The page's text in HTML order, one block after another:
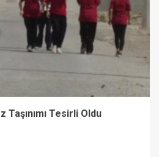
Taşınımı Tesirli Oldu